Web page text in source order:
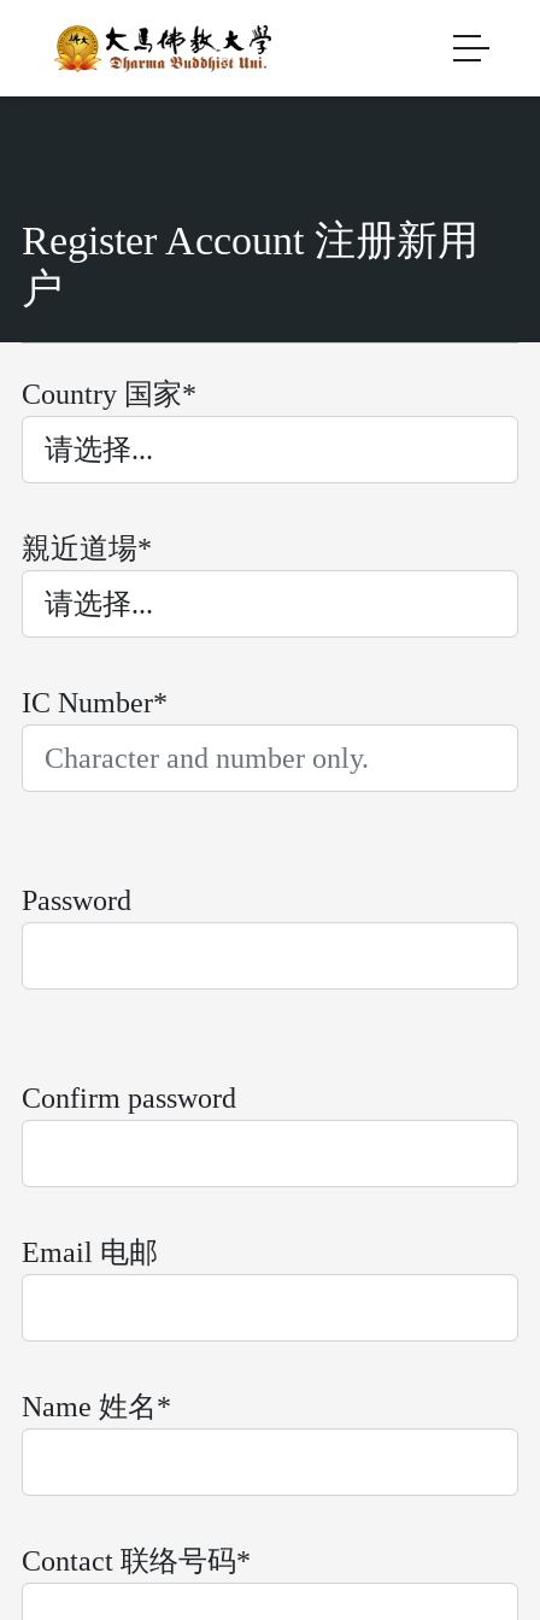
Register Account 注册新用
户
Country 国家*
親近道場*
IC Number*
Password
Confirm password
Email 电邮
Name 姓名*
Contact 联络号码*